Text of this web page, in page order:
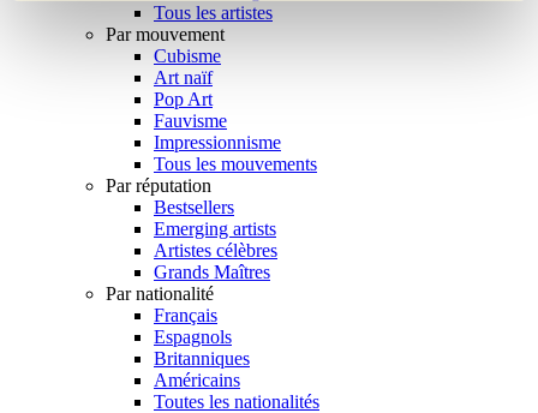
Tous les artistes
Par mouvement
Cubisme
Art naïf
Pop Art
Fauvisme
Impressionnisme
Tous les mouvements
Par réputation
Bestsellers
Emerging artists
Artistes célèbres
Grands Maîtres
Par nationalité
Français
Espagnols
Britanniques
Américains
Toutes les nationalités